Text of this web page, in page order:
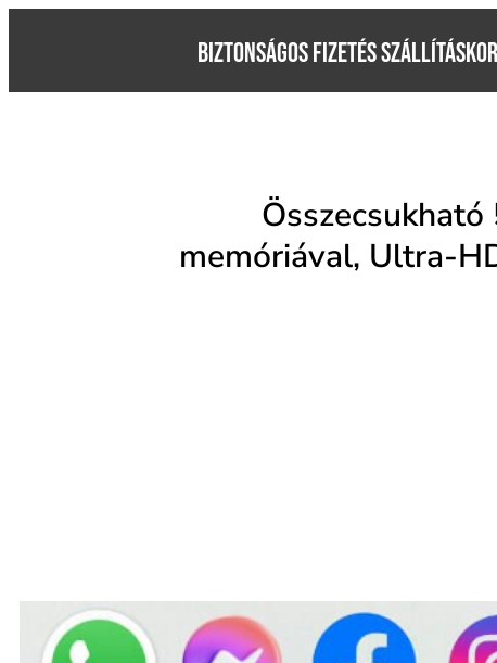
BIZTONSÁGOS FIZETÉS SZÁLLÍTÁSKOR
memóriával, Ultra-